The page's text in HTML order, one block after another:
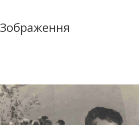
Зображення